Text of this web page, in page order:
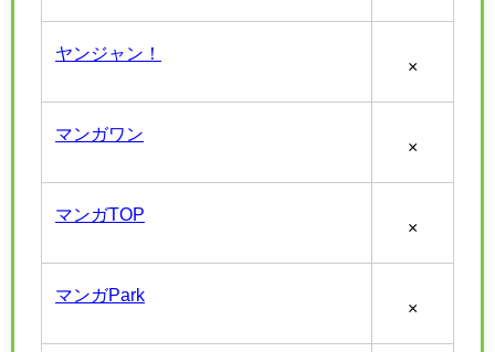
ヤンジャン！
×
マンガワン
×
マンガTOP
×
マンガPark
×